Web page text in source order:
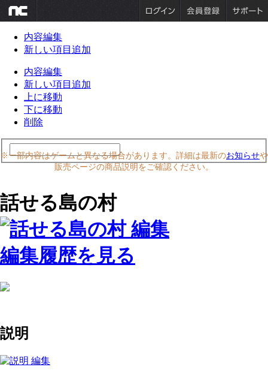
内容編集
新しい項目追加
内容編集
新しい項目追加
上に移動
下に移動
削除
※一部内容はゲームと異なる場合があります。詳細は最新のお知らせや
販売ページの商品説明をご確認ください。
話せる島の村
編集履歴を見る
説明